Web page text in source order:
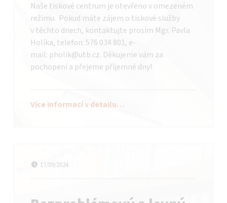
Naše tiskové centrum je otevřeno v omezeném
režimu. Pokud máte zájem o tiskové služby
v těchto dnech, kontaktujte prosím Mgr. Pavla
Holíka, telefon: 576 034 801, e-
mail: pholik@utb.cz. Děkujeme vám za
pochopení a přejeme příjemné dny!
Více informací v detailu…
Datum publikování
17/09/2024